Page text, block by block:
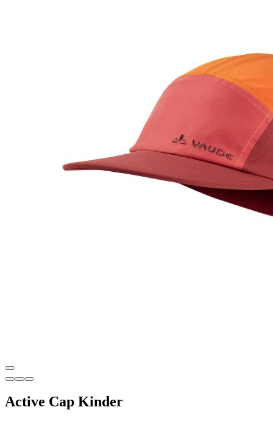
Active Cap Kinder